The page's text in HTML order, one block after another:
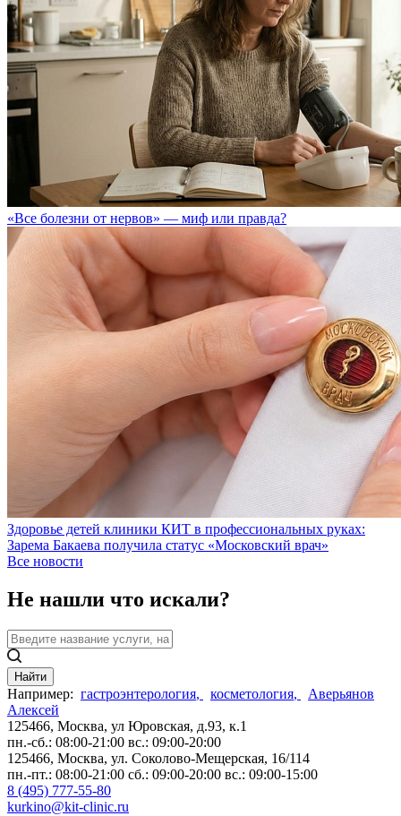
«Все болезни от нервов» — миф или правда?
Здоровье детей клиники КИТ в профессиональных руках:
Зарема Бакаева получила статус «Московский врач»
Все новости
Не нашли что искали?
Найти
Например: гастроэнтерология, косметология,
Аверьянов
Алексей
125466, Москва, ул Юровская, д.93, к.1
пн.-сб.: 08:00-21:00 вс.: 09:00-20:00
125466, Москва, ул. Соколово-Мещерская, 16/114
пн.-пт.: 08:00-21:00 сб.: 09:00-20:00 вс.: 09:00-15:00
8 (495) 777-55-80
kurkino@kit-clinic.ru